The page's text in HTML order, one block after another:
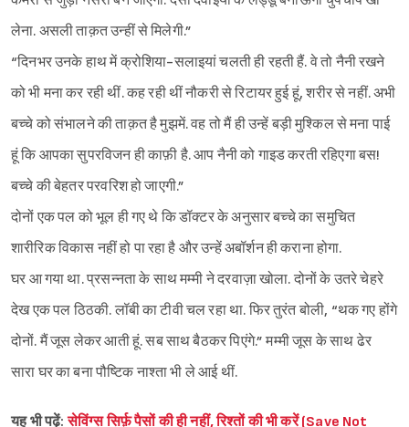
लेना. असली ताक़त उन्हीं से मिलेगी.”
“दिनभर उनके हाथ में क्रोशिया-सलाइयां चलती ही रहती हैं. वे तो नैनी रखने
को भी मना कर रही थीं. कह रही थीं नौकरी से रिटायर हुई हूं, शरीर से नहीं. अभी
बच्चे को संभालने की ताक़त है मुझमें. वह तो मैं ही उन्हें बड़ी मुश्किल से मना पाई
हूं कि आपका सुपरविजन ही काफ़ी है. आप नैनी को गाइड करती रहिएगा बस!
बच्चे की बेहतर परवरिश हो जाएगी.”
दोनों एक पल को भूल ही गए थे कि डॉक्टर के अनुसार बच्चे का समुचित
शारीरिक विकास नहीं हो पा रहा है और उन्हें अबॉर्शन ही कराना होगा.
घर आ गया था. प्रसन्नता के साथ मम्मी ने दरवाज़ा खोला. दोनों के उतरे चेहरे
देख एक पल ठिठकी. लॉबी का टीवी चल रहा था. फिर तुरंत बोली, “थक गए होंगे
दोनों. मैं जूस लेकर आती हूं. सब साथ बैठकर पिएंगे.” मम्मी जूस के साथ ढेर
सारा घर का बना पौष्टिक नाश्ता भी ले आई थीं.
यह भी पढ़ें:सेविंग्स सिर्फ़ पैसों की ही नहीं, रिश्तों की भी करें (Save Not